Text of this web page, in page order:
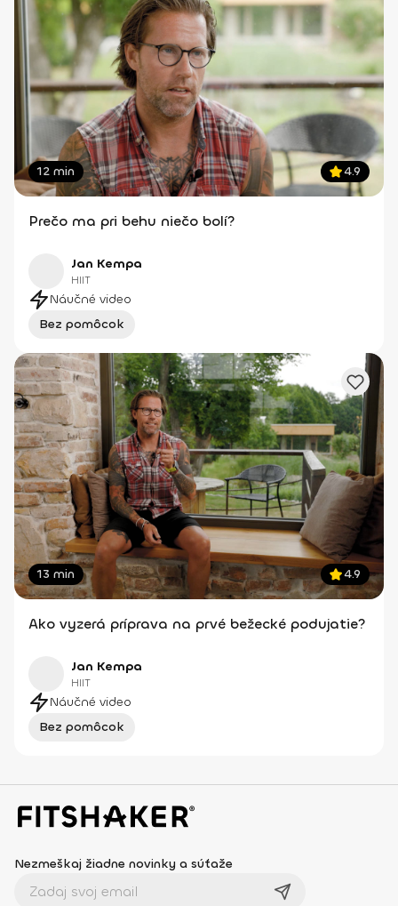
12 min 4.9
Prečo ma pri behu niečo bolí?
Jan Kempa
HIIT
Náučné video
Bez pomôcok
13 min 4.9
Ako vyzerá príprava na prvé bežecké podujatie?
Jan Kempa
HIIT
Náučné video
Bez pomôcok
Nezmeškaj žiadne novinky a súťaže